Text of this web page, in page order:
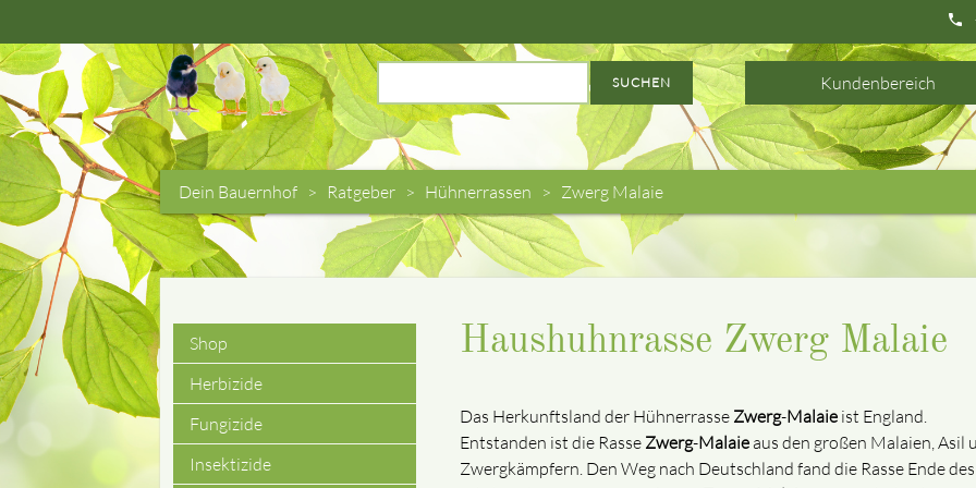
phone
SUCHEN Kundenbereich
Dein Bauernhof Ratgeber Hühnerrassen Zwerg Malaie
Haushuhnrasse Zwerg Malaie
Das Herkunftsland der Hühnerrasse Zwerg-Malaieist England.
Entstanden ist die Rasse Zwerg-Malaieaus den großen Malaien, Asil
Zwergkämpfern. Den Weg nach Deutschland fand die Rasse Ende des
Navigation
überspringen
Shop
Herbizide
Fungizide
Insektizide